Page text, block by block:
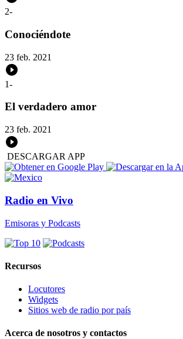
2-
Conociéndote
23 feb. 2021
1-
El verdadero amor
23 feb. 2021
DESCARGAR APP
Radio en Vivo
Emisoras y Podcasts
Recursos
Locutores
Widgets
Sitios web de radio por país
Acerca de nosotros y contactos